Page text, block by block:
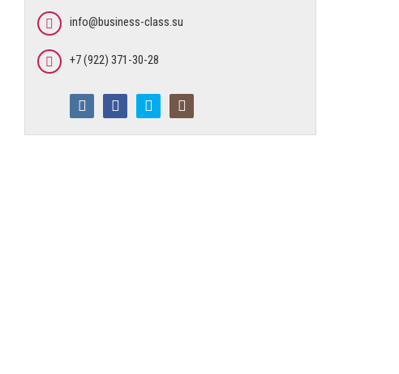
info@business-class.su
+7 (922) 371-30-28